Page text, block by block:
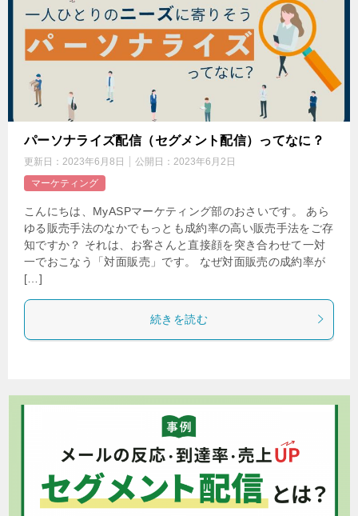
パーソナライズ配信（セグメント配信）ってなに？
更新日： 2023年6月8日 公開日： 2023年6月2日
マーケティング
こんにちは、MyASPマーケティング部のおさいです。 あら
ゆる販売手法のなかでもっとも成約率の高い販売手法をご存
知ですか？ それは、お客さんと直接顔を突き合わせて一対
一でおこなう「対面販売」です。 なぜ対面販売の成約率が
[…]
続きを読む